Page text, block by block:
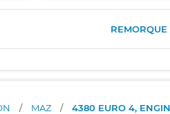
REMORQUE
/ MAZ / 4380 EURO 4,